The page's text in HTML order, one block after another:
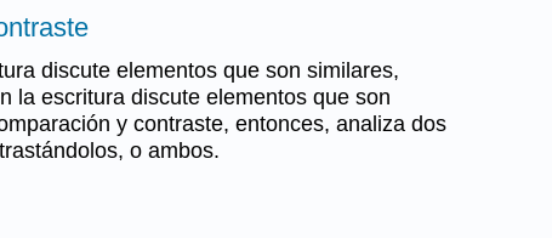
discute elementos que son similares,
la escritura discute elementos que son
y contraste, entonces, analiza dos
o ambos.